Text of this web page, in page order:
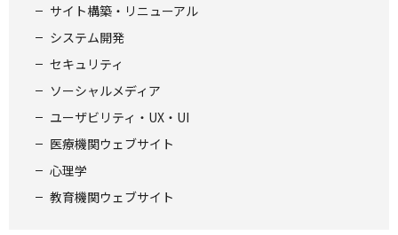
サイト構築・リニューアル
システム開発
セキュリティ
ソーシャルメディア
ユーザビリティ・UX・UI
医療機関ウェブサイト
心理学
教育機関ウェブサイト